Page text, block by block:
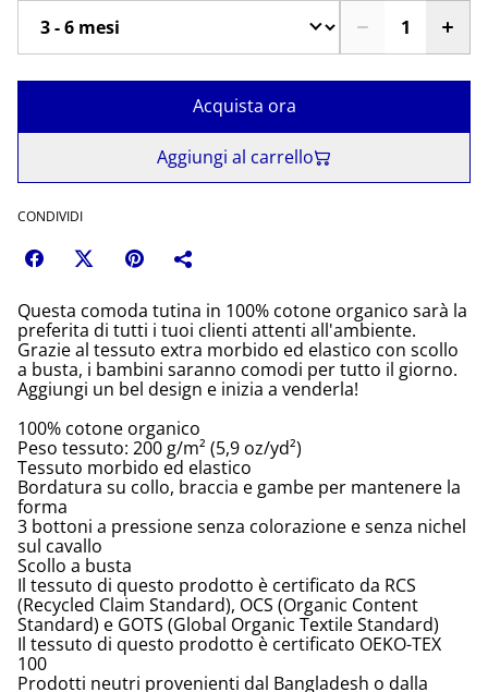
Acquista ora
Aggiungi al carrello
CONDIVIDI
Questa comoda tutina in 100% cotone organico sarà la
preferita di tutti i tuoi clienti attenti all'ambiente.
Grazie al tessuto extra morbido ed elastico con scollo
a busta, i bambini saranno comodi per tutto il giorno.
Aggiungi un bel design e inizia a venderla!
100% cotone organico
Peso tessuto: 200 g/m² (5,9 oz/yd²)
Tessuto morbido ed elastico
Bordatura su collo, braccia e gambe per mantenere la
forma
3 bottoni a pressione senza colorazione e senza nichel
sul cavallo
Scollo a busta
Il tessuto di questo prodotto è certificato da RCS
(Recycled Claim Standard), OCS (Organic Content
Standard) e GOTS (Global Organic Textile Standard)
Il tessuto di questo prodotto è certificato OEKO-TEX
100
Prodotti neutri provenienti dal Bangladesh o dalla